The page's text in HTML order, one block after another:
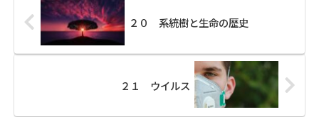
２０ 系統樹と生命の歴史
２１ ウイルス